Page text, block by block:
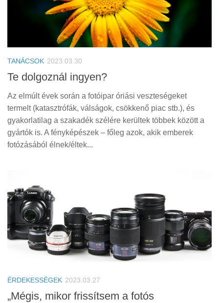
TANÁCSOK 2023.03.30
Te dolgoznál ingyen?
Az elmúlt évek során a fotóipar óriási veszteségeket
termelt (katasztrófák, válságok, csökkenő piac stb.), és
gyakorlatilag a szakadék szélére kerültek többek között a
gyártók is. A fényképészek – főleg azok, akik emberek
fotózásából élnek/éltek...
ÉRDEKESSÉGEK 2023.03.27
„Mégis, mikor frissítsem a fotós